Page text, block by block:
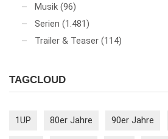
Musik (96)
Serien (1.481)
Trailer & Teaser (114)
TAGCLOUD
1UP 80er Jahre 90er Jahre